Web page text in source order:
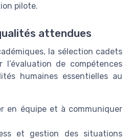
pilote.
attendues
la sélection cadets
l’évaluation de compétences
humaines essentielles au
en équipe et à communiquer
et gestion des situations